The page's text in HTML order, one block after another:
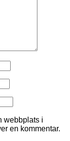
webbplats i
en kommentar.